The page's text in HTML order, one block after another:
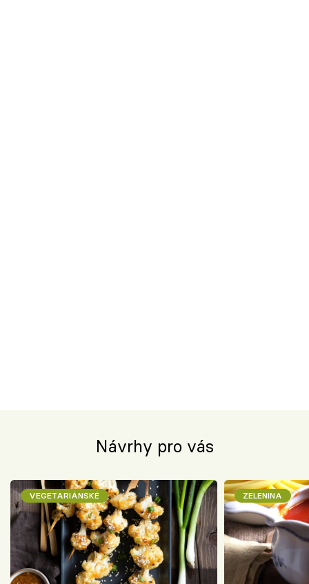
Návrhy pro vás
VEGETARIÁNSKÉ ZELENINA